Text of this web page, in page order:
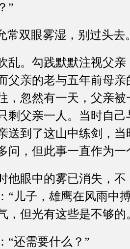
”
眼雾湿，别过头去。
。勾践默默注视父亲
父亲的老与五年前母
，忽然有一天，父亲被
剩父亲一人。当时自
送到了这山中练剑，
问，但此事一直作为一
眼中的雾已消失，不
“儿子，雄鹰在风雨中
，但光有这些是不够的
还需要什么？”